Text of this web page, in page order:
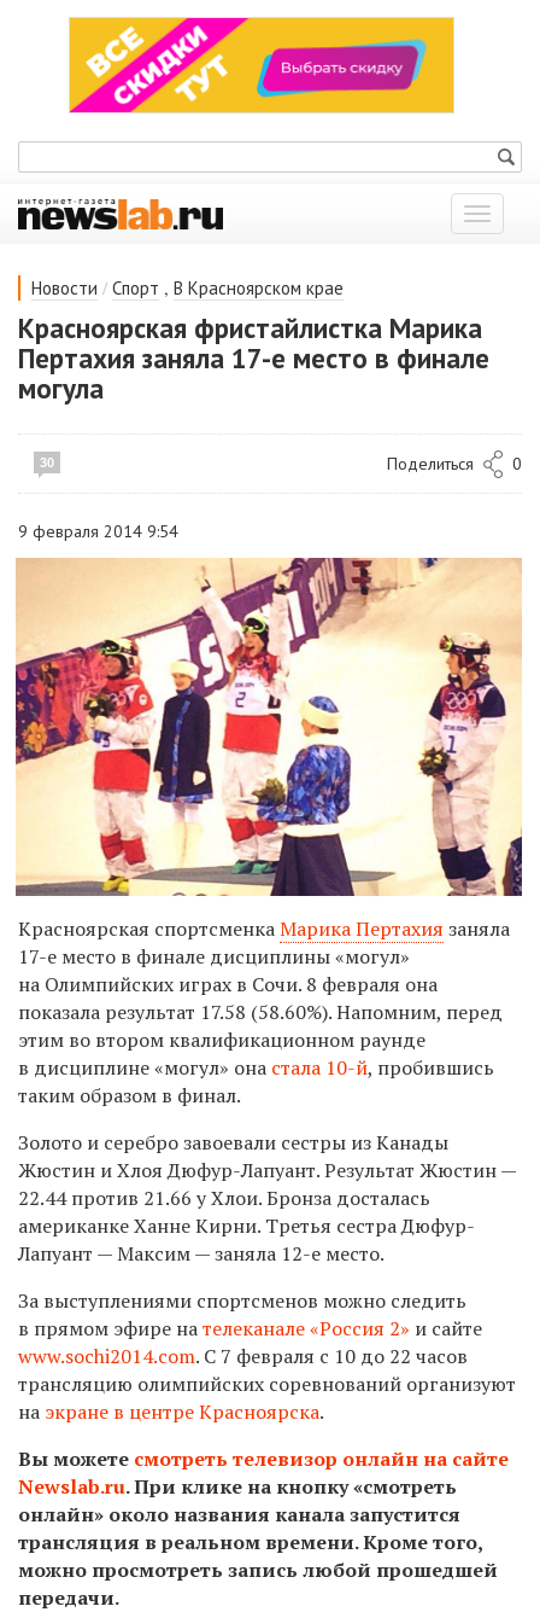
Показать
меню
Новости / Спорт , В Красноярском крае
Красноярская фристайлистка Марика
Пертахия заняла 17-е место в финале
могула
30 Поделиться 0
9 февраля 2014 9:54
Красноярская спортсменкаМарика Пертахия заняла
17-е место в финале дисциплины «могул»
на Олимпийских играх в Сочи. 8 февраля она
показала результат 17.58 (58.60%). Напомним, перед
этим во втором квалификационном раунде
в дисциплине «могул» она стала 10-й, пробившись
таким образом в финал.
Золото и серебро завоевали сестры из Канады
Жюстин и Хлоя Дюфур-Лапуант. Результат Жюстин —
22.44 против 21.66 у Хлои. Бронза досталась
американке Ханне Кирни. Третья сестра Дюфур-
Лапуант — Максим — заняла 12-е место.
За выступлениями спортсменов можно следить
в прямом эфире нателеканале «Россия 2» и сайте
www.sochi2014.com. С 7 февраля с 10 до 22 часов
трансляцию олимпийских соревнований организуют
на экране в центре Красноярска.
Вы можете смотреть телевизор онлайн на сайте
Newslab.ru. При клике на кнопку «смотреть
онлайн» около названия канала запустится
трансляция в реальном времени. Кроме того,
можно просмотреть запись любой прошедшей
передачи.